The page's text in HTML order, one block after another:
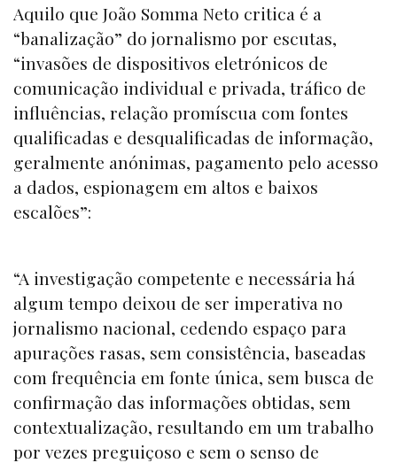
Aquilo que João Somma Neto critica é a
“banalização” do jornalismo por escutas,
“invasões de dispositivos eletrónicos de
comunicação individual e privada, tráfico de
influências, relação promíscua com fontes
qualificadas e desqualificadas de informação,
geralmente anónimas, pagamento pelo acesso
a dados, espionagem em altos e baixos
escalões”:
“A investigação competente e necessária há
algum tempo deixou de ser imperativa no
jornalismo nacional, cedendo espaço para
apurações rasas, sem consistência, baseadas
com frequência em fonte única, sem busca de
confirmação das informações obtidas, sem
contextualização, resultando em um trabalho
por vezes preguiçoso e sem o senso de